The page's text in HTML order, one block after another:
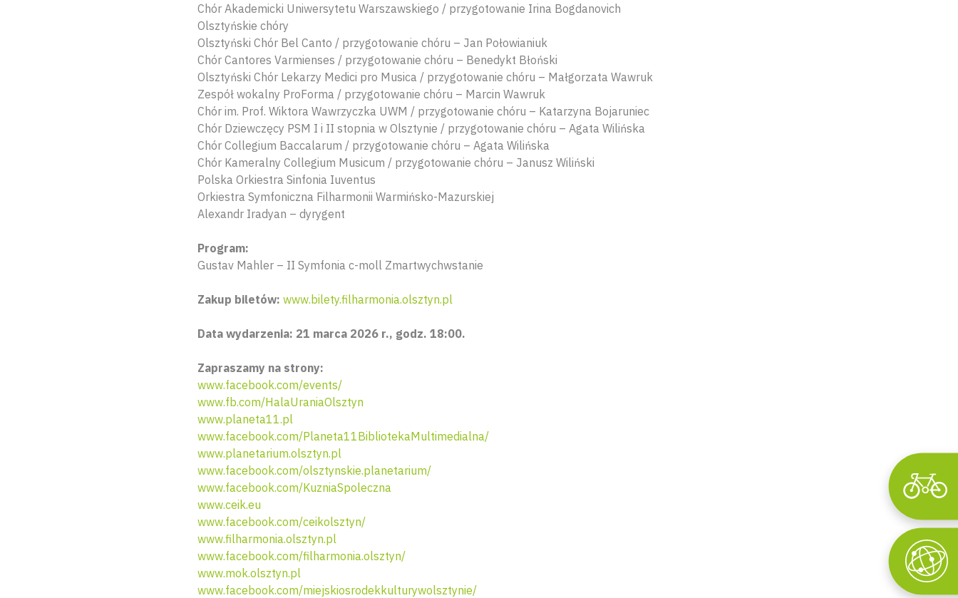
Chór Akademicki Uniwersytetu Warszawskiego / przygotowanie Irina Bogdanovich
Olsztyńskie chóry
Olsztyński Chór Bel Canto / przygotowanie chóru – Jan Połowianiuk
Chór Cantores Varmienses / przygotowanie chóru – Benedykt Błoński
Olsztyński Chór Lekarzy Medici pro Musica / przygotowanie chóru – Małgorzata Wawruk
Zespół wokalny ProForma / przygotowanie chóru – Marcin Wawruk
Chór im. Prof. Wiktora Wawrzyczka UWM / przygotowanie chóru – Katarzyna Bojaruniec
Chór Dziewczęcy PSM I i II stopnia w Olsztynie / przygotowanie chóru – Agata Wilińska
Chór Collegium Baccalarum / przygotowanie chóru – Agata Wilińska
Chór Kameralny Collegium Musicum / przygotowanie chóru – Janusz Wiliński
Polska Orkiestra Sinfonia Iuventus
Orkiestra Symfoniczna Filharmonii Warmińsko-Mazurskiej
Alexandr Iradyan – dyrygent
Program:
Gustav Mahler – II Symfonia c-moll Zmartwychwstanie
Zakup biletów: www.bilety.filharmonia.olsztyn.pl
Data wydarzenia: 21 marca 2026 r., godz. 18:00.
Zapraszamy na strony:
www.facebook.com/events/
www.fb.com/HalaUraniaOlsztyn
www.planeta11.pl
www.facebook.com/Planeta11BibliotekaMultimedialna/
www.planetarium.olsztyn.pl
www.facebook.com/olsztynskie.planetarium/
www.facebook.com/KuzniaSpoleczna
www.ceik.eu
www.facebook.com/ceikolsztyn/
www.filharmonia.olsztyn.pl
www.facebook.com/filharmonia.olsztyn/
www.mok.olsztyn.pl
www.facebook.com/miejskiosrodekkulturywolsztynie/
Wyszukaj